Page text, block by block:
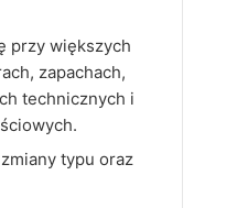
przy większych
zapachach,
technicznych i
typu oraz